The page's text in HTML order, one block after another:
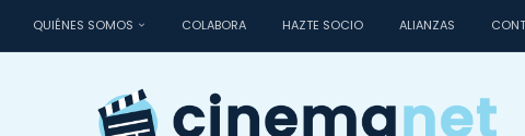
QUIÉNES SOMOS COLABORA HAZTE SOCIO ALIANZAS